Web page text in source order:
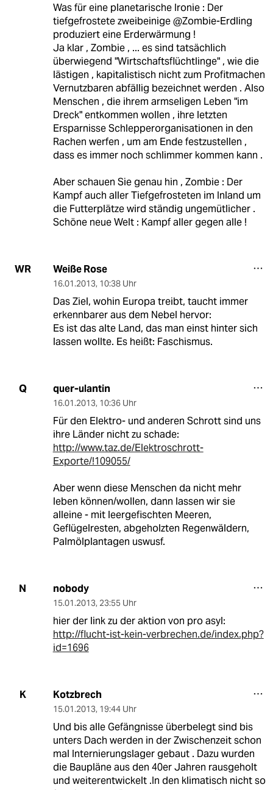
Was für eine planetarische Ironie : Der
tiefgefrostete zweibeinige @Zombie-Erdling
produziert eine Erderwärmung !
Ja klar , Zombie , ... es sind tatsächlich
überwiegend "Wirtschaftsflüchtlinge" , wie die
lästigen , kapitalistisch nicht zum Profitmachen
Vernutzbaren abfällig bezeichnet werden . Also
Menschen , die ihrem armseligen Leben "im
Dreck" entkommen wollen , ihre letzten
Ersparnisse Schlepperorganisationen in den
Rachen werfen , um am Ende festzustellen ,
dass es immer noch schlimmer kommen kann .
Aber schauen Sie genau hin , Zombie : Der
Kampf auch aller Tiefgefrosteten im Inland um
die Futterplätze wird ständig ungemütlicher .
Schöne neue Welt : Kampf aller gegen alle !
WR Weiße Rose
16.01.2013, 10:38 Uhr
Das Ziel, wohin Europa treibt, taucht immer
erkennbarer aus dem Nebel hervor:
Es ist das alte Land, das man einst hinter sich
lassen wollte. Es heißt: Faschismus.
Q quer-ulantin
16.01.2013, 10:36 Uhr
Für den Elektro- und anderen Schrott sind uns
ihre Länder nicht zu schade:
http://www.taz.de/Elektroschrott-
Exporte/!109055/
Aber wenn diese Menschen da nicht mehr
leben können/wollen, dann lassen wir sie
alleine - mit leergefischten Meeren,
Geflügelresten, abgeholzten Regenwäldern,
Palmölplantagen uswusf.
N nobody
15.01.2013, 23:55 Uhr
hier der link zu der aktion von pro asyl:
http://flucht-ist-kein-verbrechen.de/index.php?
id=1696
K Kotzbrech
15.01.2013, 19:44 Uhr
Und bis alle Gefängnisse überbelegt sind bis
unters Dach werden in der Zwischenzeit schon
mal Internierungslager gebaut . Dazu wurden
die Baupläne aus den 40er Jahren rausgeholt
und weiterentwickelt .In den klimatisch nicht so